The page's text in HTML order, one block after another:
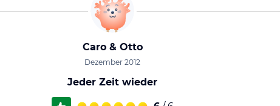
Caro & Otto
Dezember 2012
Jeder Zeit wieder